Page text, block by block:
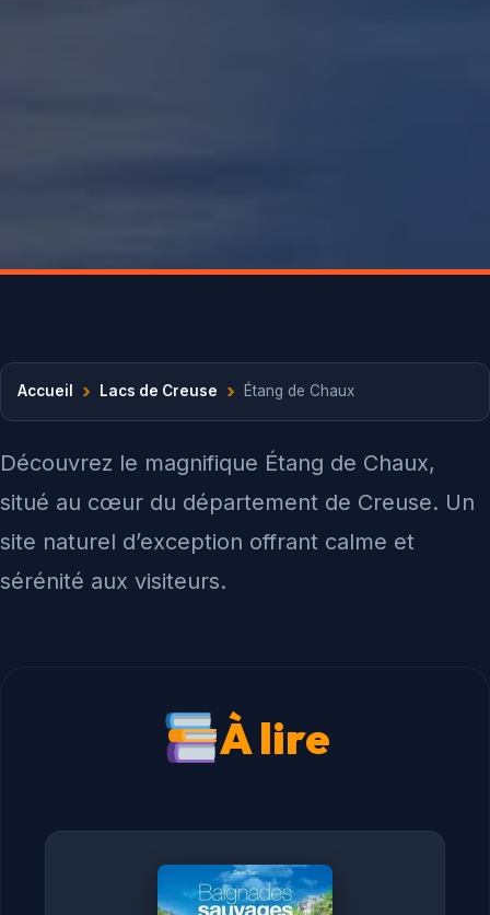
Accueil › Lacs de Creuse › Étang de Chaux
Découvrez le magnifique Étang de Chaux,
situé au cœur du département de Creuse. Un
site naturel d’exception offrant calme et
sérénité aux visiteurs.
À lire